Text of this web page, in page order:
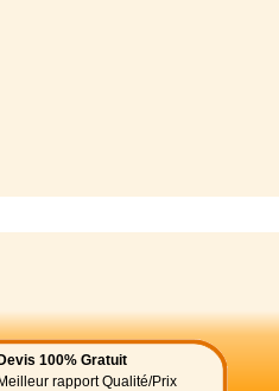
100% Gratuit
rapport Qualité/Prix